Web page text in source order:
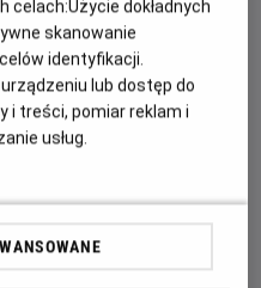
Odetta ma tylko jeden
celach:Użycie dokładnych
skanowanie
identyfikacji.
lub dostęp do
i treści, pomiar reklam i
usług.